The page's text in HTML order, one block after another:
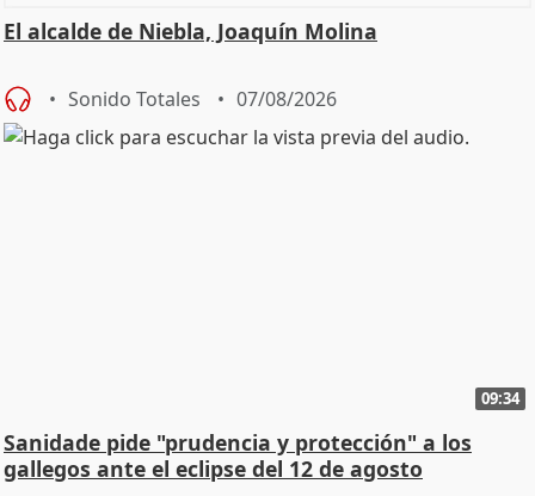
El alcalde de Niebla, Joaquín Molina
Sonido Totales 07/08/2026
09:34
Sanidade pide "prudencia y protección" a los
gallegos ante el eclipse del 12 de agosto